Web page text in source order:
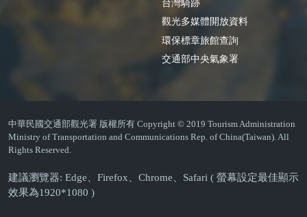
台灣騎跡
觀光多媒體開放資料
環保標章旅館查詢
交通部中央氣象署
中華民國交通部觀光署 版權所有 Copyright © 2019 Tourism Administration
Ministry of Transportation and Communications Rep. of China(Taiwan). All
Rights Reserved.
建議瀏覽器: Edge、Firefox、Chrome、Safari ( 螢幕設定最佳顯示
效果為1920*1080 )